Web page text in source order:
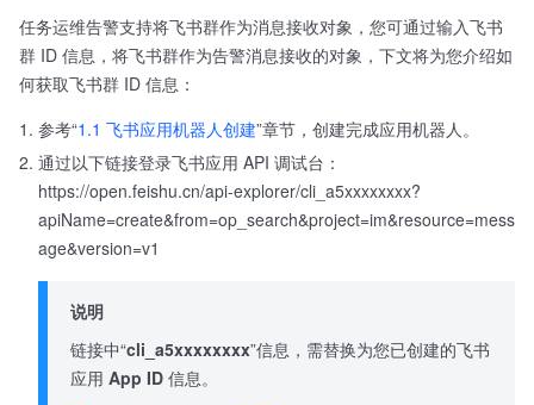
任务运维告警支持将飞书群作为消息接收对象，您可通过输入飞书
群 ID 信息，将飞书群作为告警消息接收的对象，下文将为您介绍如
何获取飞书群 ID 信息：
参考“1.1 飞书应用机器人创建”章节，创建完成应用机器人。
通过以下链接登录飞书应用 API 调试台：
https://open.feishu.cn/api-explorer/cli_a5xxxxxxxx?
apiName=create&from=op_search&project=im&resource=mess
age&version=v1
说明
链接中“cli_a5xxxxxxxx”信息，需替换为您已创建的飞书
应用App ID 信息。